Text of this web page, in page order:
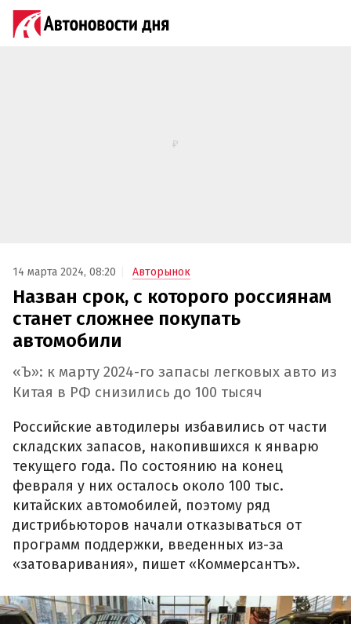
14 марта 2024, 08:20 Авторынок
Назван срок, с которого россиянам
станет сложнее покупать
автомобили
«Ъ»: к марту 2024-го запасы легковых авто из
Китая в РФ снизились до 100 тысяч
Российские автодилеры избавились от части
складских запасов, накопившихся к январю
текущего года. По состоянию на конец
февраля у них осталось около 100 тыс.
китайских автомобилей, поэтому ряд
дистрибьюторов начали отказываться от
программ поддержки, введенных из-за
«затоваривания», пишет «Коммерсантъ».